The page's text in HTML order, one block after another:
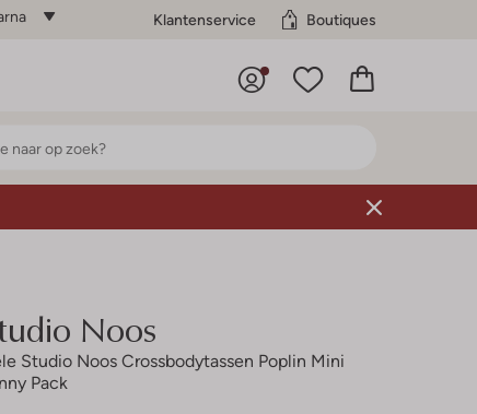
Klantenservice Boutiques
Noos
Studio Noos Crossbodytassen Poplin Mini
Pack